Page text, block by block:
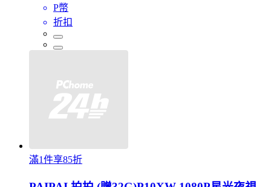
P幣
折扣
滿1件享85折